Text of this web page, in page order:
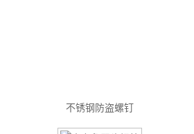
不锈钢防盗螺钉